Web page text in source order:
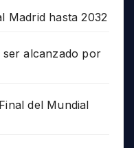
Madrid hasta 2032
alcanzado por
del Mundial